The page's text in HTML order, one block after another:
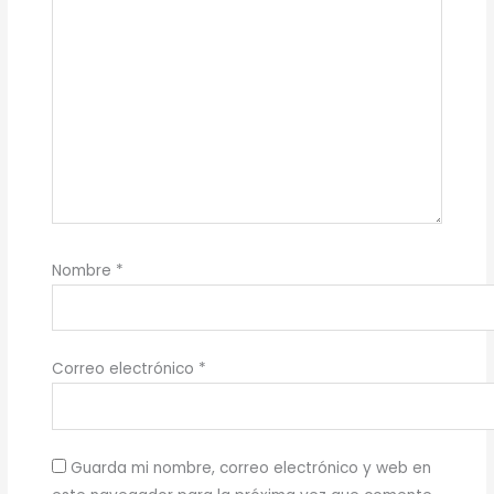
Nombre *
Correo electrónico *
Guarda mi nombre, correo electrónico y web en